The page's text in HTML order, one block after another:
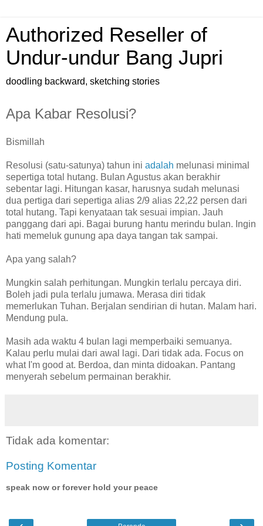
Authorized Reseller of
Undur-undur Bang Jupri
doodling backward, sketching stories
Apa Kabar Resolusi?
Bismillah
Resolusi (satu-satunya) tahun ini adalah melunasi minimal
sepertiga total hutang. Bulan Agustus akan berakhir
sebentar lagi. Hitungan kasar, harusnya sudah melunasi
dua pertiga dari sepertiga alias 2/9 alias 22,22 persen dari
total hutang. Tapi kenyataan tak sesuai impian. Jauh
panggang dari api. Bagai burung hantu merindu bulan. Ingin
hati memeluk gunung apa daya tangan tak sampai.
Apa yang salah?
Mungkin salah perhitungan. Mungkin terlalu percaya diri.
Boleh jadi pula terlalu jumawa. Merasa diri tidak
memerlukan Tuhan. Berjalan sendirian di hutan. Malam hari.
Mendung pula.
Masih ada waktu 4 bulan lagi memperbaiki semuanya.
Kalau perlu mulai dari awal lagi. Dari tidak ada. Focus on
what I'm good at. Berdoa, dan minta didoakan. Pantang
menyerah sebelum permainan berakhir.
Tidak ada komentar:
Posting Komentar
speak now or forever hold your peace